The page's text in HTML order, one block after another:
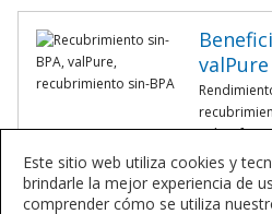
más
beneficios
Este sitio web utiliza cookies y
brindarle la mejor experiencia de
comprender cómo se utiliza